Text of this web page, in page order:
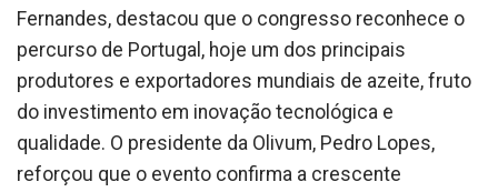
Fernandes, destacou que o congresso reconhece o
percurso de Portugal, hoje um dos principais
produtores e exportadores mundiais de azeite, fruto
do investimento em inovação tecnológica e
qualidade. O presidente da Olivum, Pedro Lopes,
reforçou que o evento confirma a crescente